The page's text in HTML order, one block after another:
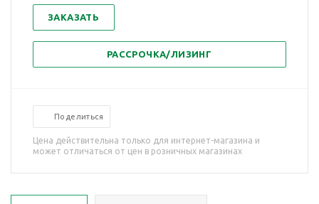
ЗАКАЗАТЬ
РАССРОЧКА/ЛИЗИНГ
Поделиться
Цена действительна только для интернет-магазина и
может отличаться от цен в розничных магазинах